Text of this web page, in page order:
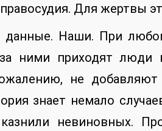
Для жертвы
Наши. При
ними приходят люди
не добавляют
знает немало
казнили невиновных.